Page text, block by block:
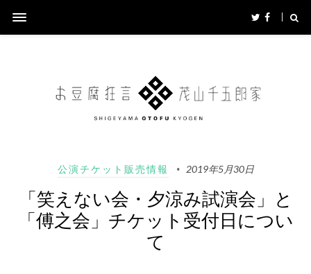
公演チケット販売情報 2019年5月30日
「笑えない会・夕涼み試演会」と
「傅之会」チケット受付日につい
て